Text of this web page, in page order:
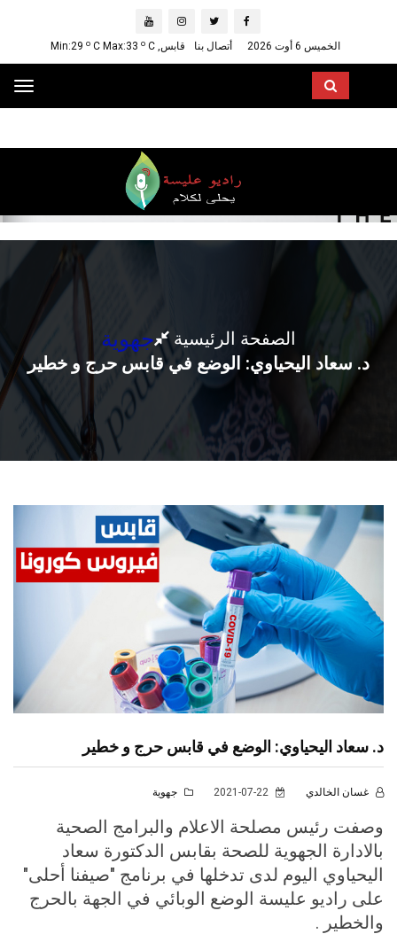
الخميس 6 أوت 2026 أتصال بنا قابس, Min:29 o C Max:33 o C
الصفحة الرئيسية جهوية
د. سعاد اليحياوي: الوضع في قابس حرج و خطير
د. سعاد اليحياوي: الوضع في قابس حرج و خطير
غسان الخالدي جهوية
وصفت رئيس مصلحة الاعلام والبرامج الصحية
بالادارة الجهوية للصحة بقابس الدكتورة سعاد
اليحياوي اليوم لدى تدخلها في برنامج "صيفنا أحلى"
على راديو عليسة الوضع الوبائي في الجهة بالحرج
والخطير .